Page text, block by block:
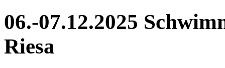
06.-07.12.2025
Riesa